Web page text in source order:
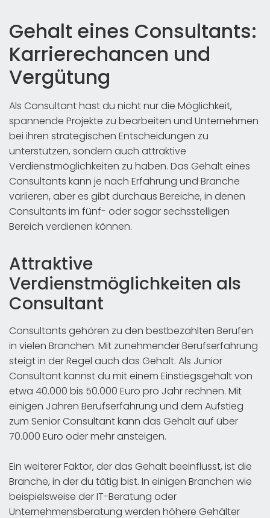
Gehalt eines Consultants:
Karrierechancen und
Vergütung
Als Consultant hast du nicht nur die Möglichkeit,
spannende Projekte zu bearbeiten und Unternehmen
bei ihren strategischen Entscheidungen zu
unterstützen, sondern auch attraktive
Verdienstmöglichkeiten zu haben. Das Gehalt eines
Consultants kann je nach Erfahrung und Branche
variieren, aber es gibt durchaus Bereiche, in denen
Consultants im fünf- oder sogar sechsstelligen
Bereich verdienen können.
Attraktive
Verdienstmöglichkeiten als
Consultant
Consultants gehören zu den bestbezahlten Berufen
in vielen Branchen. Mit zunehmender Berufserfahrung
steigt in der Regel auch das Gehalt. Als Junior
Consultant kannst du mit einem Einstiegsgehalt von
etwa 40.000 bis 50.000 Euro pro Jahr rechnen. Mit
einigen Jahren Berufserfahrung und dem Aufstieg
zum Senior Consultant kann das Gehalt auf über
70.000 Euro oder mehr ansteigen.
Ein weiterer Faktor, der das Gehalt beeinflusst, ist die
Branche, in der du tätig bist. In einigen Branchen wie
beispielsweise der IT-Beratung oder
Unternehmensberatung werden höhere Gehälter